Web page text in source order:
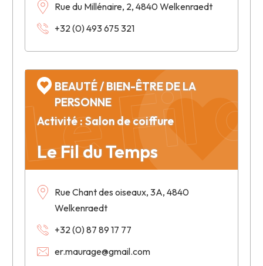
Rue du Millénaire, 2, 4840 Welkenraedt
+32 (0) 493 675 321
Le Fil
Le Fil du Temps
BEAUTÉ / BIEN-ÊTRE DE LA
PERSONNE
Activité : Salon de coiffure
Rue Chant des oiseaux, 3A, 4840
Welkenraedt
+32 (0) 87 89 17 77
er.maurage@gmail.com